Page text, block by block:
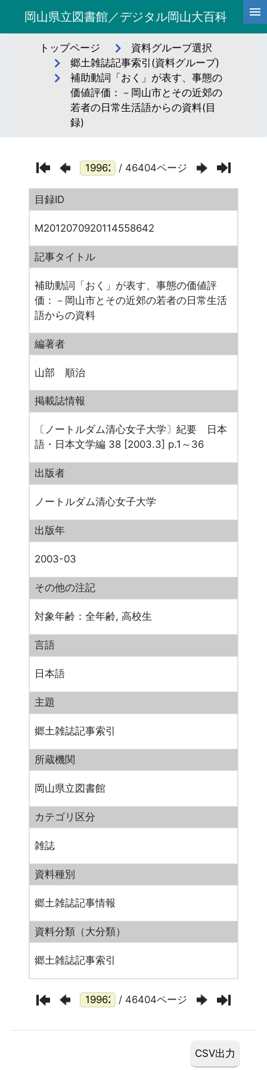
岡山県立図書館／デジタル岡山大百科
トップページ
資料グループ選択
郷土雑誌記事索引(資料グループ)
補助動詞「おく」が表す、事態の
価値評価：－岡山市とその近郊の
若者の日常生活語からの資料(目
録)
/ 46404ページ
目録ID
M2012070920114558642
記事タイトル
補助動詞「おく」が表す、事態の価値評
価：－岡山市とその近郊の若者の日常生活
語からの資料
編著者
山部 順治
掲載誌情報
〔ノートルダム清心女子大学〕紀要 日本
語・日本文学編 38 [2003.3] p.1～36
出版者
ノートルダム清心女子大学
出版年
2003-03
その他の注記
対象年齢：全年齢, 高校生
言語
日本語
主題
郷土雑誌記事索引
所蔵機関
岡山県立図書館
カテゴリ区分
雑誌
資料種別
郷土雑誌記事情報
資料分類（大分類）
郷土雑誌記事索引
/ 46404ページ